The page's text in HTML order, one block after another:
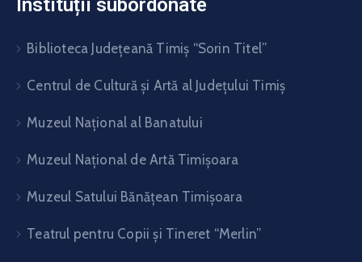
Instituții subordonate
Biblioteca Judeţeană Timiş “Sorin Titel”
Centrul de Cultură şi Artă al Judeţului Timiş
Muzeul Național al Banatului
Muzeul Național de Artă Timişoara
Muzeul Satului Bănăţean Timişoara
Teatrul pentru Copii şi Tineret “Merlin”